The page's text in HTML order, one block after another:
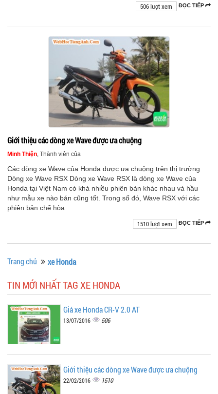
ĐỌC TIẾP
506 lượt xem
Giới thiệu các dòng xe Wave được ưa chuộng
Minh Thiện , Thành viên của
Các dòng xe Wave của Honda được ưa chuộng trên thị trường
Dòng xe Wave RSX Dòng xe Wave RSX là dòng xe Wave của
Honda tại Việt Nam có khá nhiều phiên bản khác nhau và hầu
như mẫu xe nào bán cũng tốt. Trong số đó, Wave RSX với các
phiên bản chế hòa
ĐỌC TIẾP
1510 lượt xem
Trang chủ xe Honda
TIN MỚI NHẤT TAG XE HONDA
Giá xe Honda CR-V 2.0 AT
13/07/2016 506
Giới thiệu các dòng xe Wave được ưa chuộng
22/02/2016 1510